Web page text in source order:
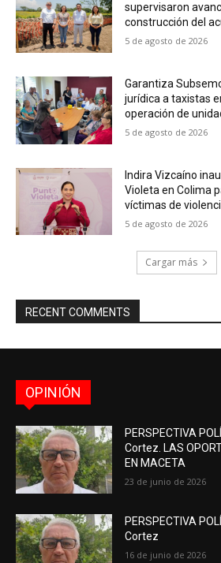
supervisaron
construcción del
5 de agosto de 2026
Garantiza
jurídica a taxistas
operación de
5 de agosto de 2026
Indira Vizcaíno
Violeta en Colima
víctimas de
5 de agosto de 2026
Cargar más
RECENT COMMENTS
OPINIÓN
PERSPECTIVA
Cortez. LAS
EN MACETA
23 de junio de 2026
PERSPECTIVA
Cortez
16 de junio de 2026